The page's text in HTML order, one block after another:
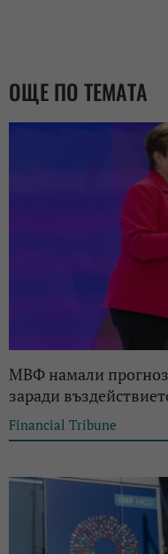
ОЩЕ ПО ТЕМАТА
МВФ намали
заради
Financial Tribune